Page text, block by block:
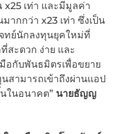
เท่า และมีมูลค่า
ากกว่า x23 เท่า ซึ่งเป็น
ทย์นักลงทุนยุคใหม่ที่
สะดวก ง่าย และ
อกับพันธมิตรเพื่อขยาย
สามารถเข้าถึงผ่านแอป
ในอนาคต” นายธัญญ